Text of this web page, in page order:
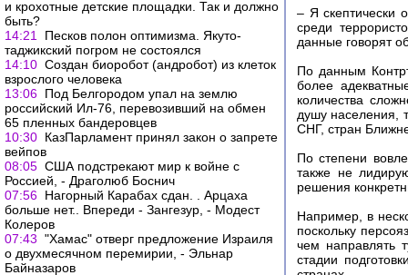
и крохотные детские площадки. Так и должно
быть?
14:21
Песков полон оптимизма. Якуто-
таджикский погром не состоялся
14:10 Создан биоробот (андробот) из клеток
взрослого человека
13:06 Под Белгородом упал на землю
российский Ил-76, перевозивший на обмен
65 пленных бандеровцев
10:30 КазПарламент принял закон о запрете
вейпов
08:05 США подстрекают мир к войне с
Россией, - Драголюб Боснич
07:56 Нагорный Карабах сдан. . Арцаха
больше нет.. Впереди - Зангезур, - Модест
Колеров
07:43 "Хамас" отверг предложение Израиля
о двухмесячном перемирии, - Эльнар
Байназаров
– Я скептически
среди
данные говорят
По данным
более
количества
душу населения,
СНГ, стран
По степени
также не
решения
Например, в
поскольку
чем направлять
стадии